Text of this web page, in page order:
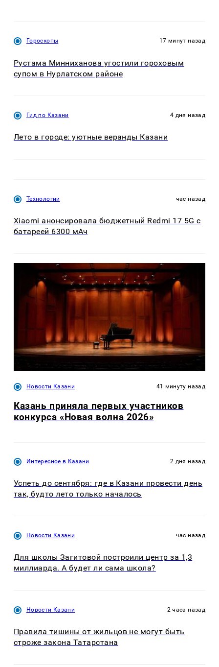
Гороскопы 17 минут назад
Рустама Минниханова угостили гороховым
супом в Нурлатском районе
Гид по Казани 4 дня назад
Лето в городе: уютные веранды Казани
Технологии час назад
Xiaomi анонсировала бюджетный Redmi 17 5G с
батареей 6300 мАч
Новости Казани 41 минуту назад
Казань приняла первых участников
конкурса «Новая волна 2026»
Интересное в Казани 2 дня назад
Успеть до сентября: где в Казани провести день
так, будто лето только началось
Новости Казани час назад
Для школы Загитовой построили центр за 1,3
миллиарда. А будет ли сама школа?
Новости Казани 2 часа назад
Правила тишины от жильцов не могут быть
строже закона Татарстана